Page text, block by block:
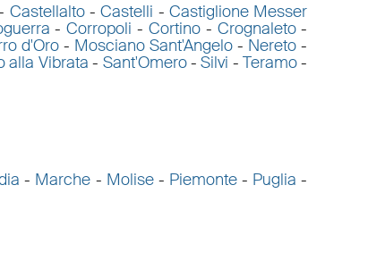
Castellalto-Castelli -Castiglione Messer
-Corropoli - Cortino- Crognaleto-
d'Oro - Mosciano Sant'Angelo - Nereto -
alla Vibrata - Sant'Omero-Silvi -Teramo-
- Marche - Molise- Piemonte - Puglia -